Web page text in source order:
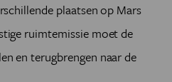
plaatsen op Mars
ruimtemissie moet de
en terugbrengen naar de